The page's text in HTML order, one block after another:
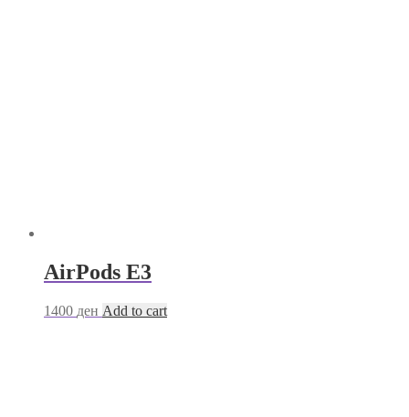
AirPods E3
1400 ден Add to cart